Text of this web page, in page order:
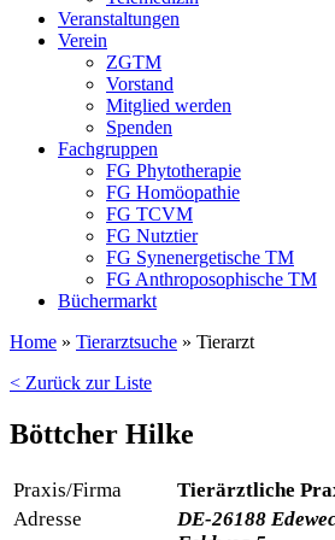
Veranstaltungen
Verein
ZGTM
Vorstand
Mitglied werden
Spenden
Fachgruppen
FG Phytotherapie
FG Homöopathie
FG TCVM
FG Nutztier
FG Synenergetische TM
FG Anthroposophische TM
Büchermarkt
Home » Tierarztsuche » Tierarzt
< Zurück zur Liste
Böttcher Hilke
Praxis/Firma
Tierärztliche
Adresse
DE-26188